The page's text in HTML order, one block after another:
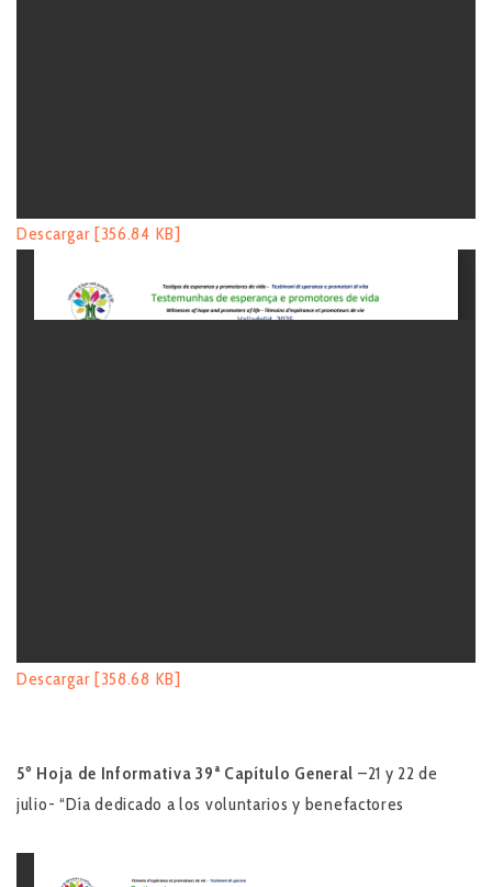
Descargar [356.84 KB]
Descargar [358.68 KB]
5º Hoja de Informativa39ª Capítulo General –21 y 22 de
julio- “Día dedicado a los voluntarios y benefactores